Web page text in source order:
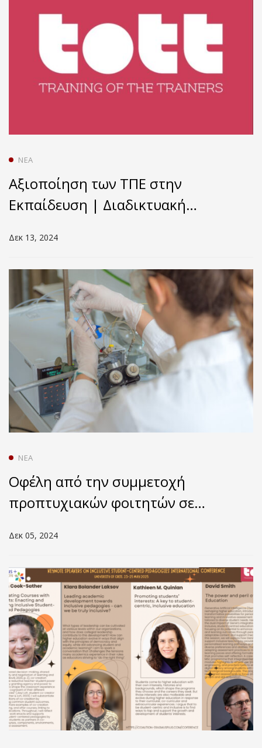
ΝΈΑ
Αξιοποίηση των ΤΠΕ στην
Εκπαίδευση | Διαδικτυακή
Δεκ 13, 2024
ΝΈΑ
Οφέλη από την συμμετοχή
προπτυχιακών φοιτητών σε
επιστήμης. Η περίπτωση της
Ομάδας Εξωστρέφειας του Τμήματος
Χημείας Πανεπιστημίου Κρήτης.
Έξυπνες λύσεις επικοινωνίας.
Δεκ 05, 2024